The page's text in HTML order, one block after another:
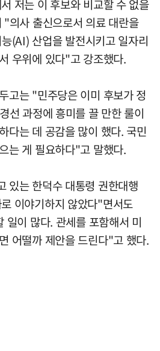
저는 이 후보와 비교할 수 없을
의사 출신으로서 의료 대란을
(AI) 산업을 발전시키고 일자리
우위에 있다"고 강조했다.
고는 "민주당은 이미 후보가 정
선 과정에 흥미를 끌 만한 룰이
다는 데 공감을 많이 했다. 국민
는 게 필요하다"고 말했다.
있는 한덕수 대통령 권한대행
이야기하지 않았다"면서도
일이 많다. 관세를 포함해서 미
어떨까 제안을 드린다"고 했다.